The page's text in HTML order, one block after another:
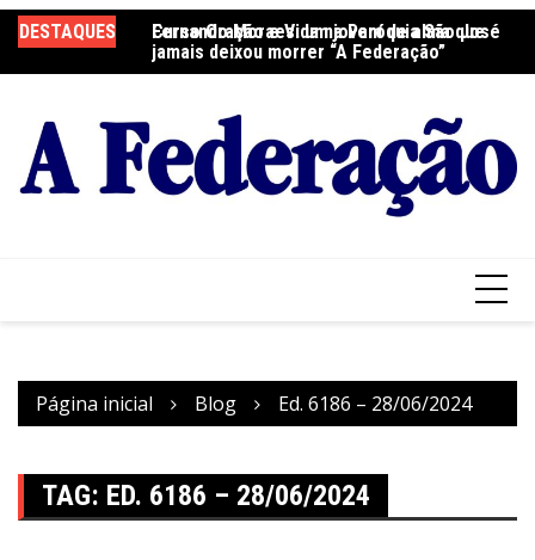
para
o
DESTAQUES
Fernando Moraes: um jovem de alma que
jamais deixou morrer “A Federação”
Curso Oração e Vida na Paróquia São José
Página inicial Blog Ed. 6186 – 28/06/2024
TAG: ED. 6186 – 28/06/2024